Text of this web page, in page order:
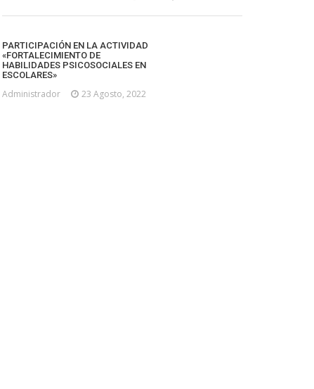
PARTICIPACIÓN EN LA ACTIVIDAD
«FORTALECIMIENTO DE
HABILIDADES PSICOSOCIALES EN
ESCOLARES»
Administrador 23 Agosto, 2022